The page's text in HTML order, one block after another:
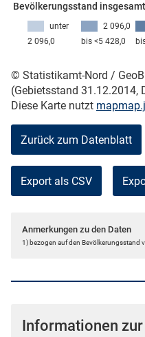
Bevölkerungsstand insgesamt
2 096,0
bis <5 428,0
unter
2 096,0
© Statistikamt-Nord /
(Gebietsstand 31.12.2014,
Diese Karte nutzt
Zurück zum Datenblatt
Export als CSV
Anmerkungen zu den Daten
1) bezogen auf den Bevölkerungsstand
Informationen zur